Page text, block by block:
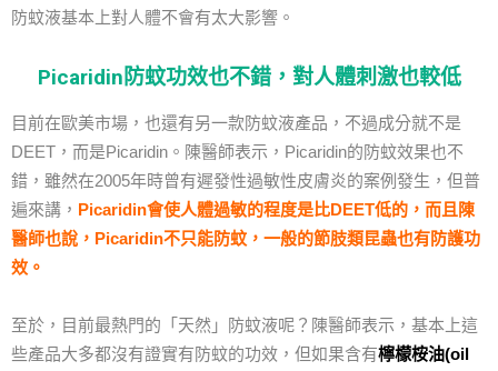
防蚊液基本上對人體不會有太大影響。
Picaridin防蚊功效也不錯，對人體刺激也較低
目前在歐美市場，也還有另一款防蚊液產品，不過成分就不是
DEET，而是Picaridin。陳醫師表示，Picaridin的防蚊效果也不
錯，雖然在2005年時曾有遲發性過敏性皮膚炎的案例發生，但普
遍來講， Picaridin會使人體過敏的程度是比DEET低的，而且陳
醫師也說，Picaridin不只能防蚊，一般的節肢類昆蟲也有防護功
效。
至於，目前最熱門的「天然」防蚊液呢？陳醫師表示，基本上這
些產品大多都沒有證實有防蚊的功效，但如果含有檸檬桉油(oil